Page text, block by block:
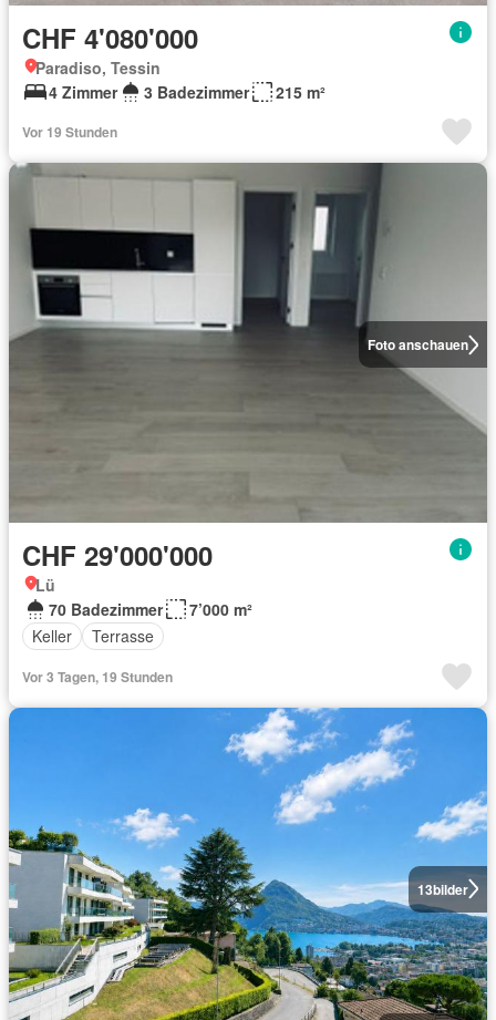
CHF 4'080'000
Paradiso, Tessin
4 Zimmer
3 Badezimmer 215 m²
Vor 19 Stunden
Foto anschauen
CHF 29'000'000
Lü
70 Badezimmer
7’000 m²
Keller
Terrasse
Vor 3 Tagen, 19 Stunden
13bilder